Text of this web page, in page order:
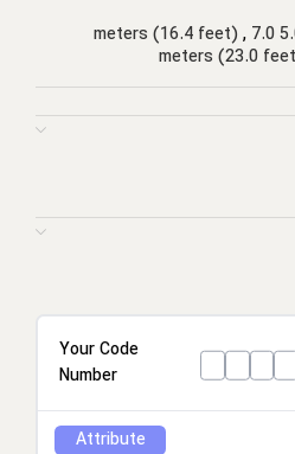
5.0
, 7.0
meters (23.0
Your Code
Number
Attribute